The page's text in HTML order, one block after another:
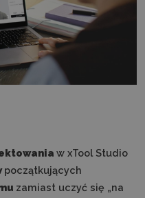
w xTool Studio
początkujących
zamiast uczyć się „na